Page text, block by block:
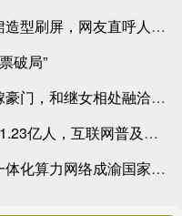
，网友直呼人间初夏限定
破局”
和继女相处融洽，生一儿
人，互联网普及率达79
力网络成渝国家枢纽节点